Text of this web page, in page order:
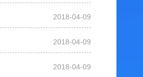
2018-04-09
2018-04-09
2018-04-09